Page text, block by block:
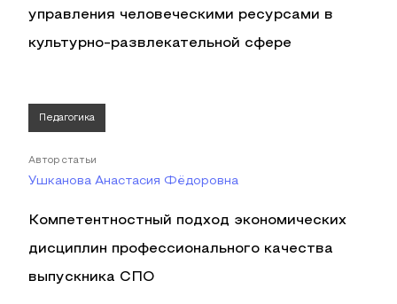
управления человеческими ресурсами в
культурно-развлекательной сфере
Педагогика
Автор статьи
Ушканова Анастасия Фёдоровна
Компетентностный подход экономических
дисциплин профессионального качества
выпускника СПО